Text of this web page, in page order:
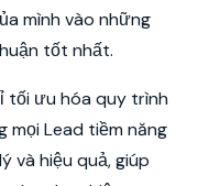
mình vào những
tốt nhất.
tối ưu hóa quy trình
mọi Lead tiềm năng
và hiệu quả, giúp